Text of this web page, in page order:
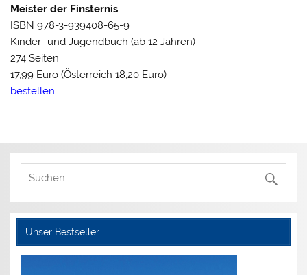
Meister der Finsternis
ISBN 978-3-939408-65-9
Kinder- und Jugendbuch (ab 12 Jahren)
274 Seiten
17,99 Euro (Österreich 18,20 Euro)
bestellen
Unser Bestseller